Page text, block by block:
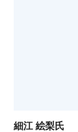
細江 絵梨氏